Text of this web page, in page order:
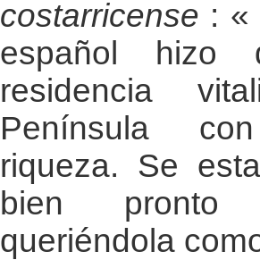
costarricense : «
español
residencia
Península
riqueza. Se
bien pronto
queriéndola